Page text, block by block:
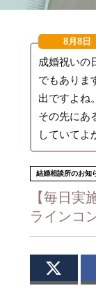
8月8日
成婚祝いの
でもありま
出ですよね。
その先にあ
していてよ
結婚相談所のお知
【毎日実
ラインコ